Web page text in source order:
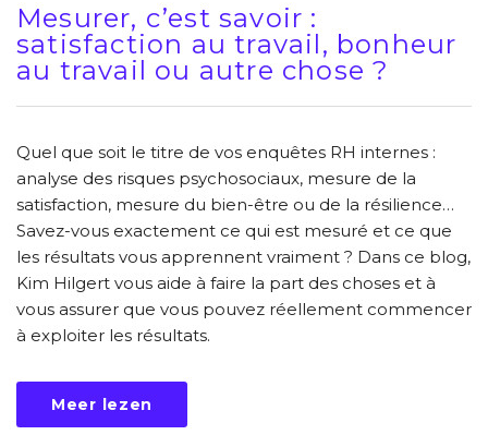
Mesurer, c’est savoir :
satisfaction au travail, bonheur
au travail ou autre chose ?
Quel que soit le titre de vos enquêtes RH internes :
analyse des risques psychosociaux, mesure de la
satisfaction, mesure du bien-être ou de la résilience…
Savez-vous exactement ce qui est mesuré et ce que
les résultats vous apprennent vraiment ? Dans ce blog,
Kim Hilgert vous aide à faire la part des choses et à
vous assurer que vous pouvez réellement commencer
à exploiter les résultats.
Meer lezen